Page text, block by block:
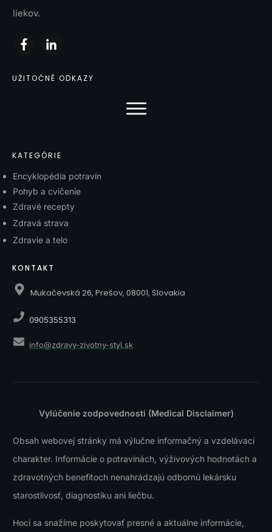
liekov.
UŽITOČNÉ ODKAZY
KATEGÓRIE
Encyklopédia potravín
Pohyb a cvičenie
Zdravé recepty
Zdravá strava
Zdravie a telo
KONTAKT
Mukačevská 26, Prešov, 08001, Slovakia
0905355313
info@zdravy-zivotny-styl.sk
Vylúčenie zodpovednosti (Medical Disclaimer)
Obsah webovej stránky má výlučne informačný a vzdelávací
charakter. Informácie o potravinách, výživových hodnotách a
zdravotných benefitoch nenahrádzajú odbornú lekársku
starostlivosť, diagnostiku ani liečbu.
Hoci sa snažíme poskytovať presné a aktuálne informácie,